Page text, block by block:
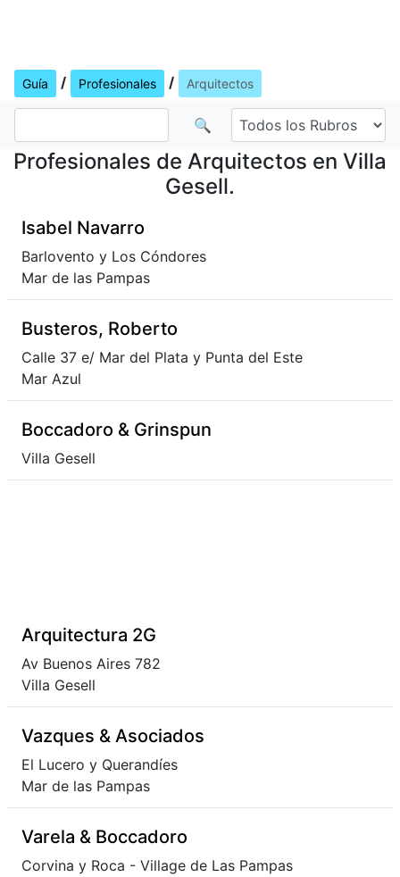
Guía / Profesionales / Arquitectos
🔍
Profesionales de Arquitectos en Villa
Gesell.
Isabel Navarro
Barlovento y Los Cóndores
Mar de las Pampas
Busteros, Roberto
Calle 37 e/ Mar del Plata y Punta del Este
Mar Azul
Boccadoro & Grinspun
Villa Gesell
Arquitectura 2G
Av Buenos Aires 782
Villa Gesell
Vazques & Asociados
El Lucero y Querandíes
Mar de las Pampas
Varela & Boccadoro
Corvina y Roca - Village de Las Pampas